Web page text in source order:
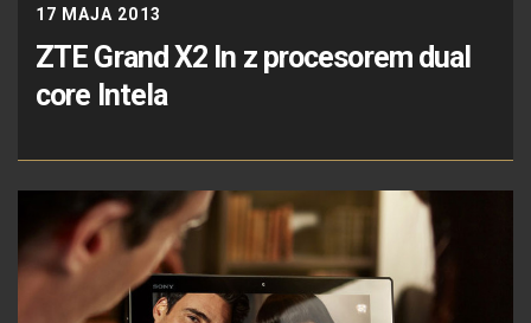
17 MAJA 2013
ZTE Grand X2 In z procesorem dual
core Intela